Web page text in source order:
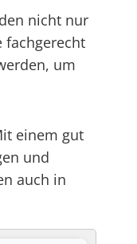
nicht nur
fachgerecht
um
einem gut
und
auch in